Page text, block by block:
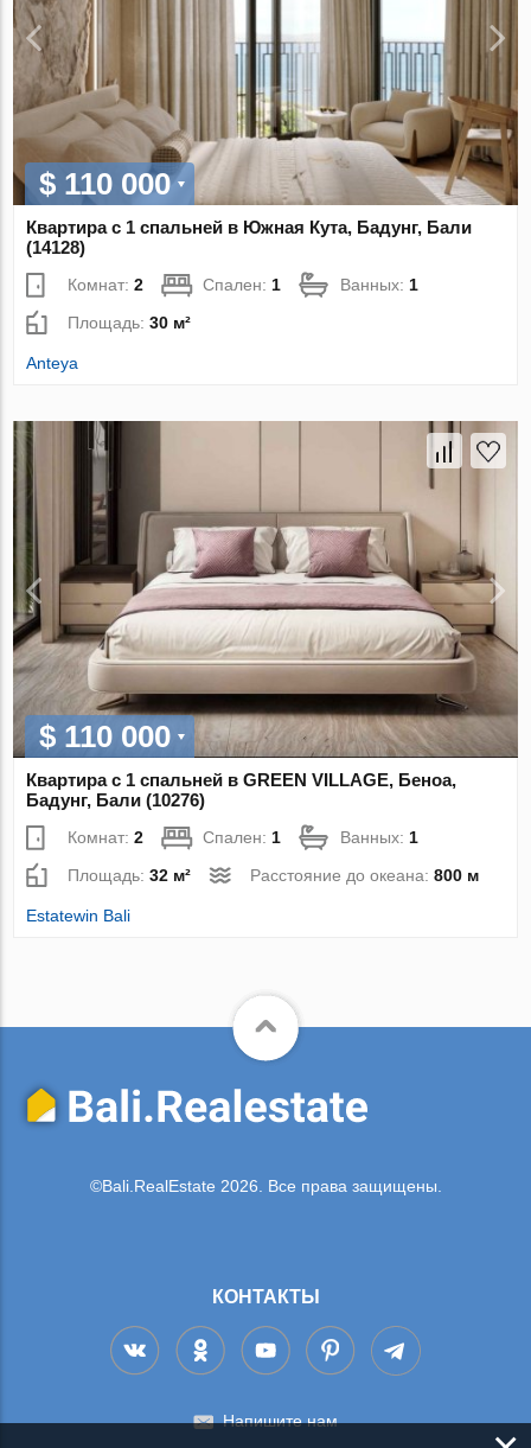
$ 110 000
Квартира с 1 спальней в Южная Кута, Бадунг, Бали
(14128)
Комнат:2 Спален: 1 Ванных: 1
Площадь:30 м²
Anteya
$ 110 000
Квартира с 1 спальней в GREEN VILLAGE, Беноа,
Бадунг, Бали (10276)
Комнат:2 Спален: 1 Ванных: 1
Площадь:32 м² Расстояние до океана:800 м
Estatewin Bali
©Bali.RealEstate 2026. Все права защищены.
КОНТАКТЫ
Напишите нам